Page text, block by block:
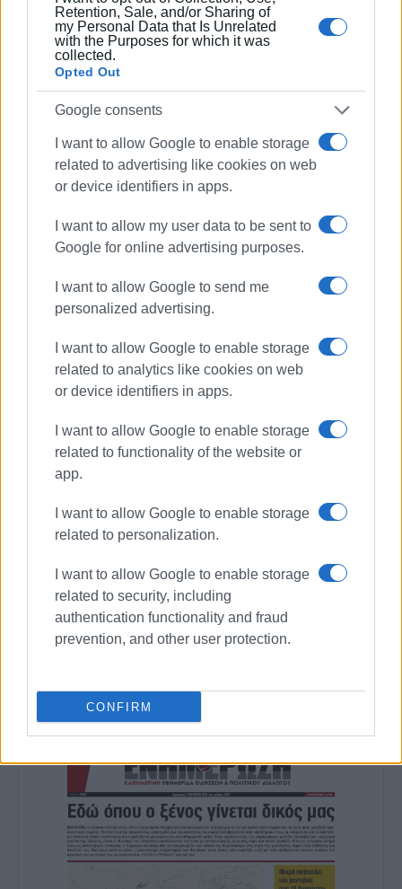
Retention, Sale, and/or Sharing of
my Personal Data that Is Unrelated
with the Purposes for which it was
collected.
Opted Out
Google consents
I want to allow Google to enable storage
related to advertising like cookies on web
or device identifiers in apps.
I want to allow my user data to be sent to
Google for online advertising purposes.
I want to allow Google to send me
personalized advertising.
I want to allow Google to enable storage
related to analytics like cookies on web
or device identifiers in apps.
I want to allow Google to enable storage
related to functionality of the website or
app.
I want to allow Google to enable storage
related to personalization.
I want to allow Google to enable storage
related to security, including
authentication functionality and fraud
prevention, and other user protection.
CONFIRM
ΦΩΤΟ@ΚΕΡΚΥΡΑΪΚΟΣ ΓΣ (ΧΑΝΤΜΠΟΛ)
Πτυχιούχος Οικονομικών του Πανεπιστημίου
Πειραιά. Συνεργάστηκε στο ξεκίνημα με την
«Αθλητική Πορεία της Κέρκυρας», ενώ από τις
Βήμα». Από το 1994 εκδότης - διευθυντής στα
«Κερκυραϊκά Σπορ» και από το 2000 και για 15
χρόνια στο «ΦΩΣ των ΣΠΟΡ». Από το 2015
συνεργάστηκε με την τηλεόραση του Corfu
Channel (στα πρώτα χρόνια λειτουργίας του) και
Ακολουθήστε το enimerosi στο Facebook